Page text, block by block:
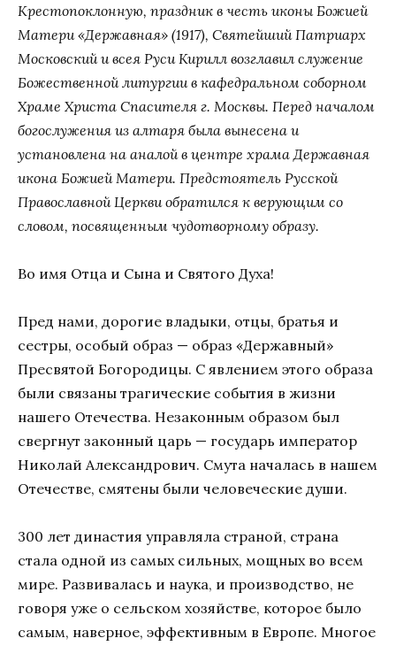
Крестопоклонную, праздник в честь иконы Божией
Матери «Державная» (1917), Святейший Патриарх
Московский и всея Руси Кирилл возглавил служение
Божественной литургии в кафедральном соборном
Храме Христа Спасителя г. Москвы. Перед началом
богослужения из алтаря была вынесена и
установлена на аналой в центре храма Державная
икона Божией Матери. Предстоятель Русской
Православной Церкви обратился к верующим со
словом, посвященным чудотворному образу.
Во имя Отца и Сына и Святого Духа!
Пред нами, дорогие владыки, отцы, братья и
сестры, особый образ — образ «Державный»
Пресвятой Богородицы. С явлением этого образа
были связаны трагические события в жизни
нашего Отечества. Незаконным образом был
свергнут законный царь — государь император
Николай Александрович. Смута началась в нашем
Отечестве, смятены были человеческие души.
300 лет династия управляла страной, страна
стала одной из самых сильных, мощных во всем
мире. Развивалась и наука, и производство, не
говоря уже о сельском хозяйстве, которое было
самым, наверное, эффективным в Европе. Многое